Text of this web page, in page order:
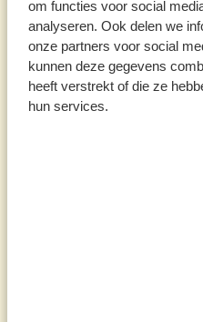
om functies voor social
analyseren. Ook delen we
onze partners voor social
kunnen deze gegevens
heeft verstrekt of die ze
hun services.
Tips en